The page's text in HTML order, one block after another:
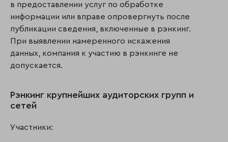
в предоставлении услуг по обработке
информации или вправе опровергнуть после
публикации сведения, включенные в рэнкинг.
При выявлении намеренного искажения
данных, компания к участию в рэнкинге не
допускается.
Рэнкинг крупнейших аудиторских групп и
сетей
Участники: